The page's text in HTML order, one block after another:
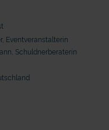
"Wir bauen Cherson wieder auf" -
in der Ukraine
Eventveranstalterin
Schuldnerberaterin